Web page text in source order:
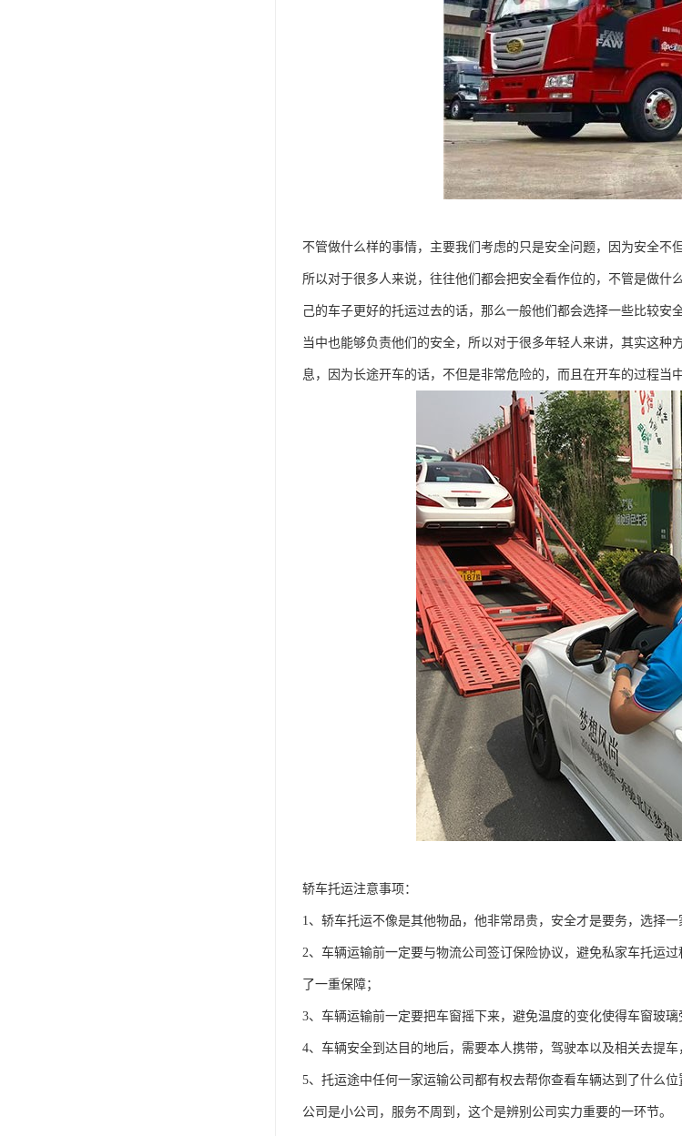
不管做什么样的事情，主要我们考虑的只是安全问题，因为安全不
所以对于很多人来说，往往他们都会把安全看作位的，不管是做
己的车子更好的托运过去的话，那么一般他们都会选择一些比较
当中也能够负责他们的安全，所以对于很多年轻人来讲，其实这
息，因为长途开车的话，不但是非常危险的，而且在开车的过程当
轿车托运注意事项：
1、轿车托运不像是其他物品，他非常昂贵，安全才是要务，选择
2、车辆运输前一定要与物流公司签订保险协议，避免私家车托运
了一重保障；
3、车辆运输前一定要把车窗摇下来，避免温度的变化使得车窗玻
4、车辆安全到达目的地后，需要本人携带，驾驶本以及相关去提
5、托运途中任何一家运输公司都有权去帮你查看车辆达到了什么
公司是小公司，服务不周到，这个是辨别公司实力重要的一环节。